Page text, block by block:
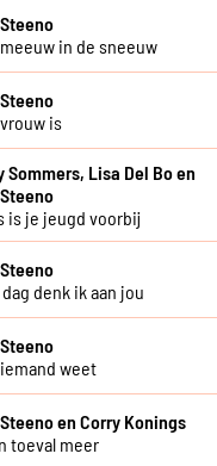
in de sneeuw
is
Sommers, Lisa Del Bo en
is je jeugd voorbij
dag denk ik aan jou
weet
en Corry Konings
toeval meer